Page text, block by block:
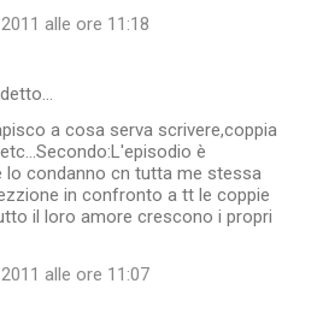
alle ore 11:18
a cosa serva scrivere,coppia
è
lo condanno cn tutta me stessa
in confronto a tt le coppie
il loro amore crescono i propri
alle ore 11:07